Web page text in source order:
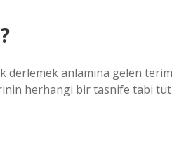
anlamına gelen
herhangi bir tasnife tabi